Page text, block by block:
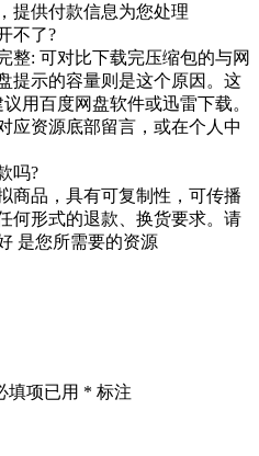
提供付款信息为您处理
不了?
整: 可对比下载完压缩包的与网
提示的容量则是这个原因。这
用百度网盘软件或迅雷下载。
应资源底部留言，或在个人中
吗?
商品，具有可复制性，可传播
何形式的退款、换货要求。请
是您所需要的资源
填项已用 * 标注